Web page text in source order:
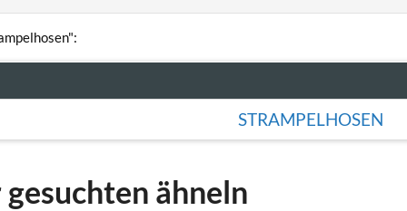
STRAMPELHOSEN
ähneln